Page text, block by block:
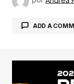
ADD A